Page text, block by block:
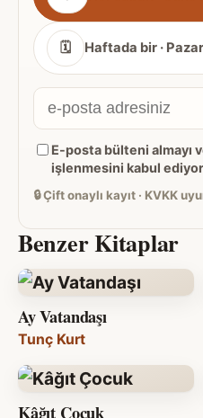
sıklığı
🗓 Haftada bir ·
E-
posta
adresiniz
E-posta bülteni almayı
işlenmesini kabul
🔒Çift onaylı kayıt · KVKK
Benzer Kitaplar
Ay Vatandaşı
Tunç Kurt
Kâğıt Çocuk